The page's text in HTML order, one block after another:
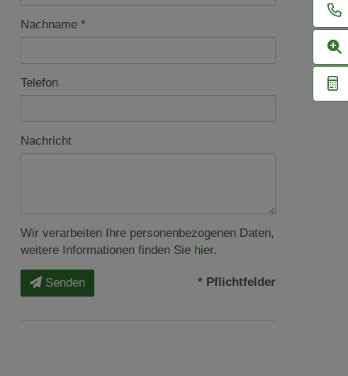
Nachname
Telefon
Nachricht
Wir verarbeiten Ihre personenbezogenen Daten,
weitere Informationen finden Sie hier.
Senden * Pflichtfelder